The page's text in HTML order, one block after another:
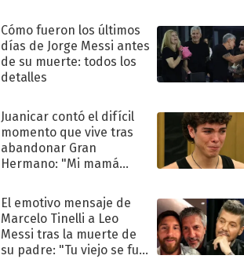
Cómo fueron los últimos
días de Jorge Messi antes
de su muerte: todos los
detalles
Juanicar contó el difícil
momento que vive tras
abandonar Gran
Hermano: "Mi mamá
El emotivo mensaje de
Marcelo Tinelli a Leo
Messi tras la muerte de
su padre: "Tu viejo se fue